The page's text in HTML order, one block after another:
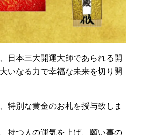
日本三大開運大師であられる開
いなる力で幸福な未来を切り開
特別な黄金のお札を授与致しま
持つ人の運気を上げ、願い事の